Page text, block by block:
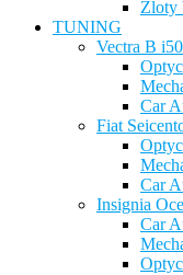
Zloty
TUNING
Vectra B
Car
Fiat
Car
Insignia
Car